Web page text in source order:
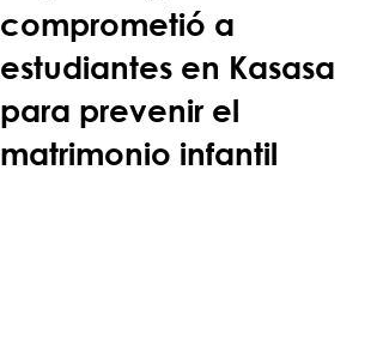
comprometió a
estudiantes en Kasasa
para prevenir el
matrimonio infantil